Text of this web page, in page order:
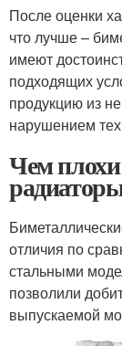
После оценки
что лучше –
имеют
подходящих
продукцию из
нарушением
Чем
отличия по
стальными
позволили
выпускаемой